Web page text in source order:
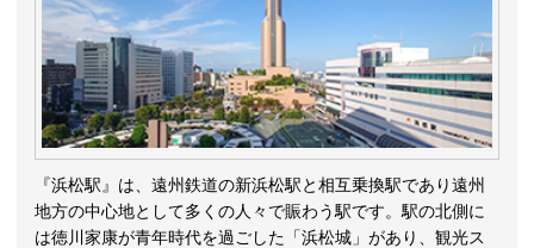
『浜松駅』は、遠州鉄道の新浜松駅と相互乗換駅であり遠州
地方の中心地として多くの人々で賑わう駅です。駅の北側に
は徳川家康が青年時代を過ごした「浜松城」があり、観光ス